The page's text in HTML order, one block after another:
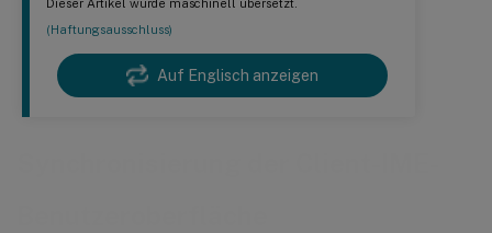
Dieser Artikel wurde maschinell übersetzt.
(Haftungsausschluss)
Auf Englisch anzeigen